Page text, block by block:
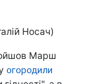
Носач)
Марш
огородили